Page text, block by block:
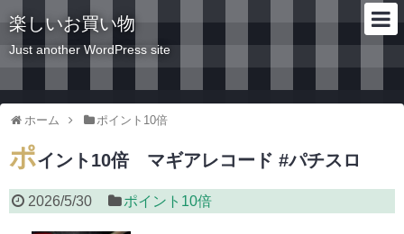
楽しいお買い物
Just another WordPress site
ホーム ポイント10倍
ポイント10倍 マギアレコード #パチスロ
2026/5/30 ポイント10倍